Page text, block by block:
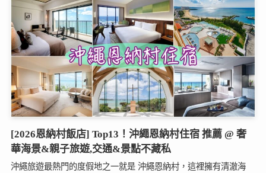
[2026恩納村飯店] Top13！沖繩恩納村住宿 推薦 @ 奢
華海景&親子旅遊,交通&景點不藏私
沖繩旅遊最熱門的度假地之一就是 沖繩恩納村，這裡擁有清澈海